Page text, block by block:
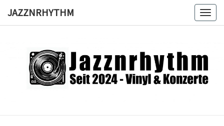
JAZZNRHYTHM
Seit
2024 –